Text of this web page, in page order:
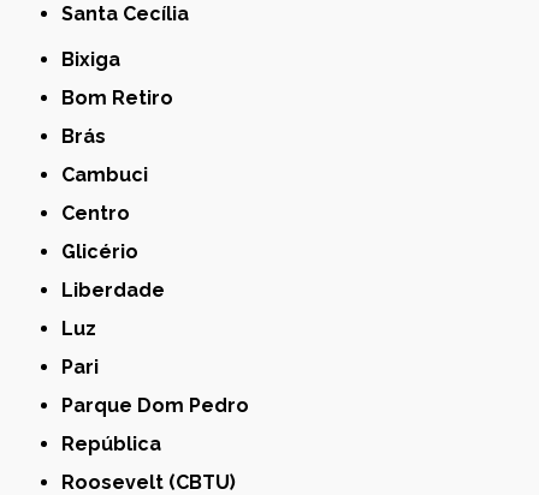
Santa Cecília
Bixiga
Bom Retiro
Brás
Cambuci
Centro
Glicério
Liberdade
Luz
Pari
Parque Dom Pedro
República
Roosevelt (CBTU)